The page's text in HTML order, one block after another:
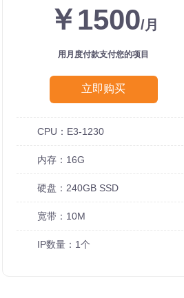
￥1500/月
用月度付款支付您的项目
立即购买
CPU：E3-1230
内存：16G
硬盘：240GB SSD
宽带：10M
IP数量：1个